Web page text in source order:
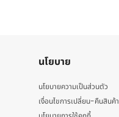
นโยบาย
นโยบายความเป็นส่วนตัว
เงื่อนไขการเปลี่ยน-คืนสินค้า